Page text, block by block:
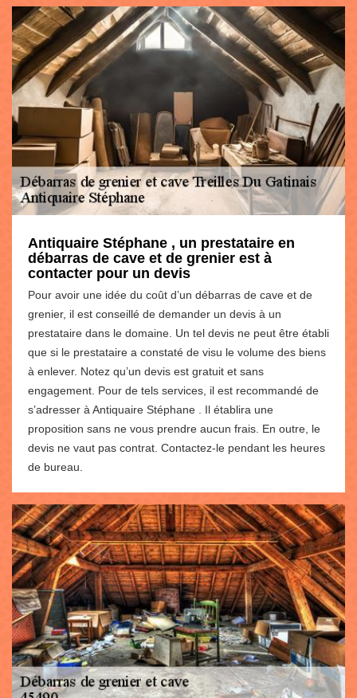
Antiquaire Stéphane , un prestataire en
débarras de cave et de grenier est à
contacter pour un devis
Pour avoir une idée du coût d’un débarras de cave et de
grenier, il est conseillé de demander un devis à un
prestataire dans le domaine. Un tel devis ne peut être établi
que si le prestataire a constaté de visu le volume des biens
à enlever. Notez qu’un devis est gratuit et sans
engagement. Pour de tels services, il est recommandé de
s’adresser à Antiquaire Stéphane . Il établira une
proposition sans ne vous prendre aucun frais. En outre, le
devis ne vaut pas contrat. Contactez-le pendant les heures
de bureau.